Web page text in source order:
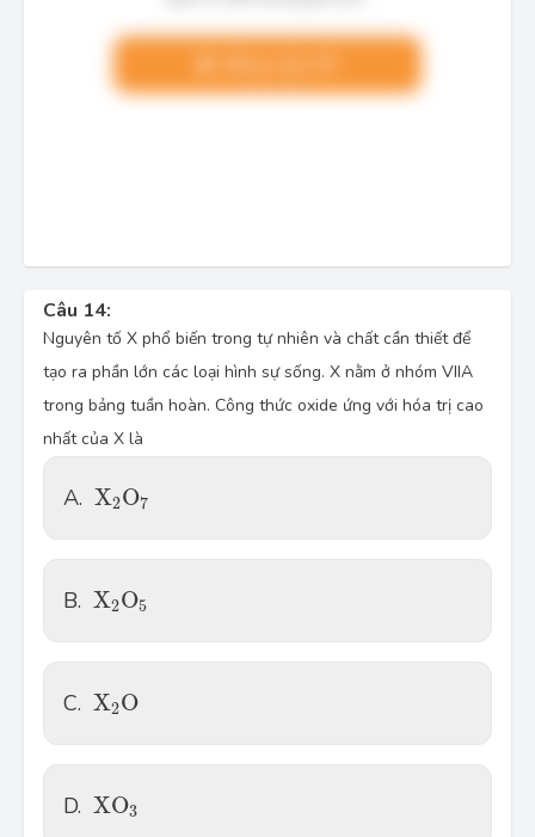
Câu 14:
Nguyên tố X phổ biến trong tự nhiên và chất cần thiết để
tạo ra phần lớn các loại hình sự sống. X nằm ở nhóm VIIA
trong bảng tuần hoàn. Công thức oxide ứng với hóa trị cao
nhất của X là
A. X2O7
X2O
B. X2O5
X2O
C. X2O
X2O
D. XO3
XO3